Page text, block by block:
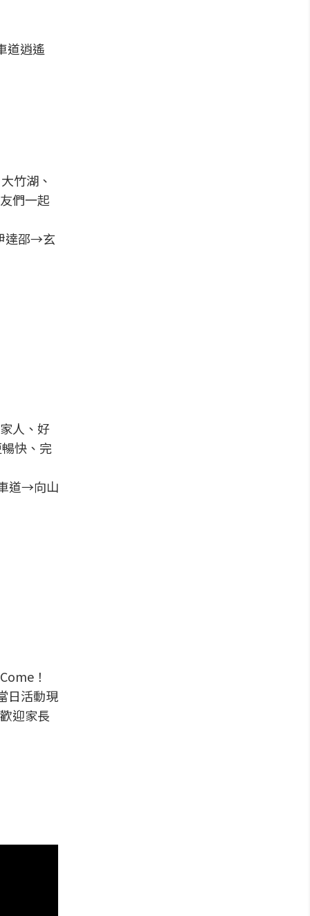
道逍遙
竹湖、
們一起
達邵→玄
人、好
快、完
道→向山
！
日活動現
迎家長